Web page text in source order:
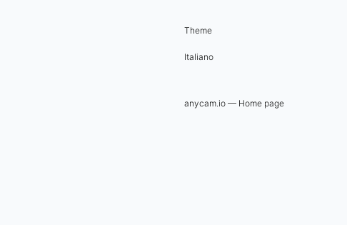
Theme
Italiano
anycam.io — Home page